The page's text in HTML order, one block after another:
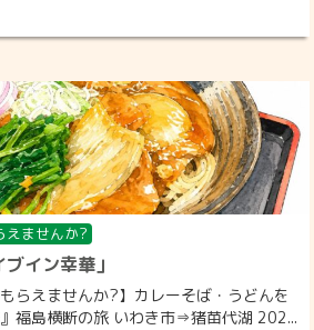
えませんか?
イン幸華」
らえませんか?】カレーそば・うどんを
福島横断の旅 いわき市⇒猪苗代湖 202...